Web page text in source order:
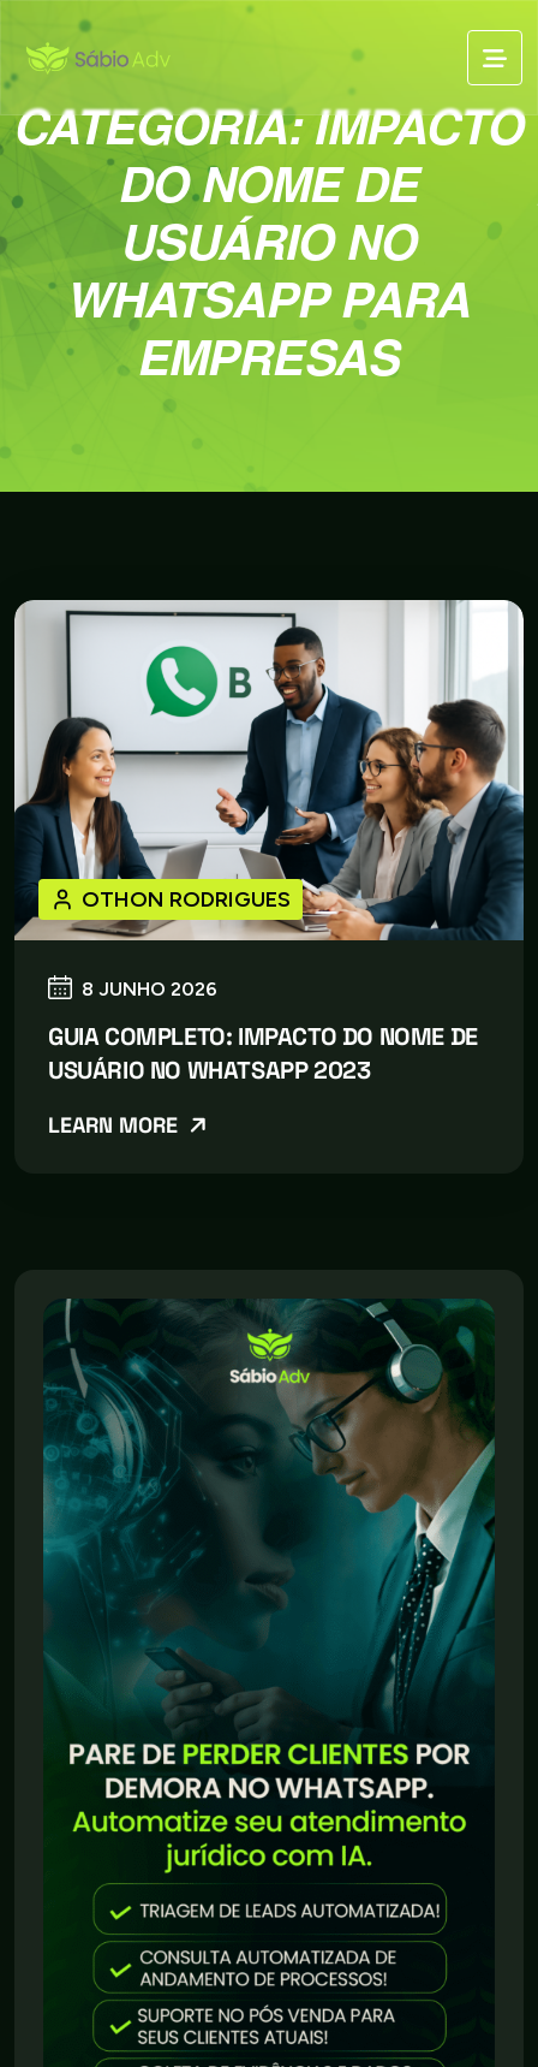
CATEGORIA:IMPACTO
DO NOME DE
USUÁRIO NO
WHATSAPP PARA
EMPRESAS
8 JUNHO 2026
OTHON RODRIGUES
GUIA COMPLETO: IMPACTO DO NOME DE
USUÁRIO NO WHATSAPP 2023
LEARN MORE